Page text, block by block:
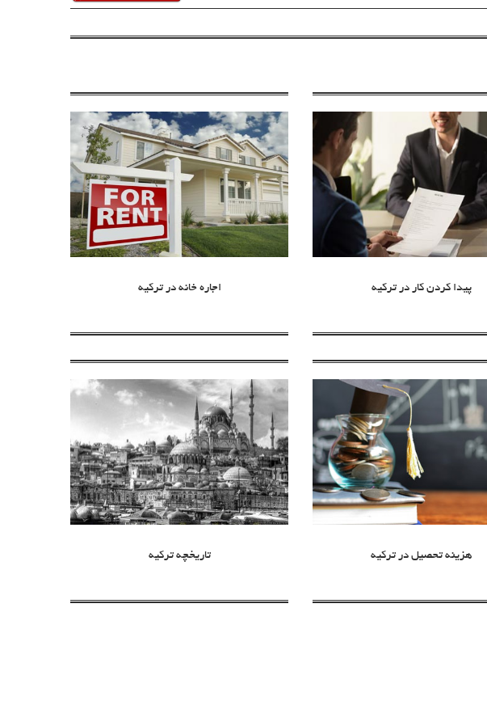
اجاره خانه در ترکیه پیدا کردن کار در ترکیه
تاریخچه ترکیه هزینه تحصیل در ترکیه